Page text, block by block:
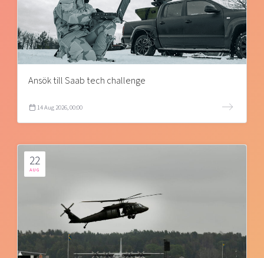
Ansök till Saab tech challenge
14 Aug 2026, 00:00
22
AUG